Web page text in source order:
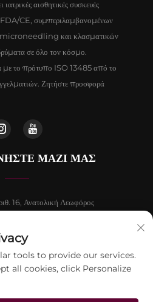
αισθητικές συσκευές
FDA/CE, συμπεριλαμβανομένων
microneedling και κλασματικών
σε όλο τον κόσμο.
το πρότυπο ISO 13485 από το
Ζητήστε προσφορά
ΜΑΖΊ ΜΑΣ
16, Ανατολική Λεωφόρος
tools to provide our services.
all cookies, click Personalize